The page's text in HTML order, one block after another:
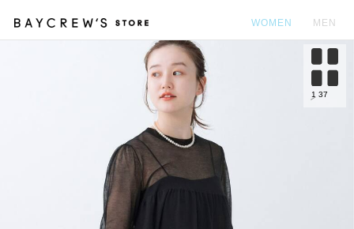
WOMEN MEN
1 37